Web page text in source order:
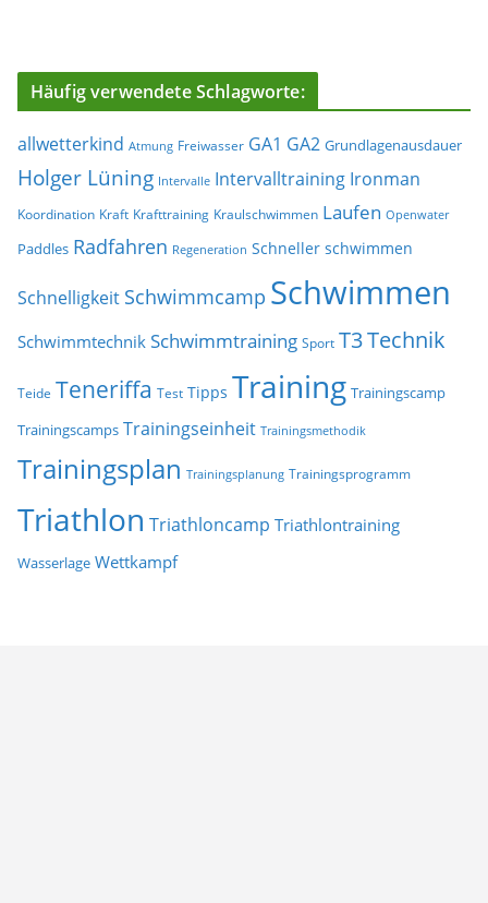
Häufig verwendete Schlagworte:
allwetterkind Atmung Freiwasser GA1 GA2 Grundlagenausdauer
Holger Lüning Intervalle Intervalltraining Ironman
Koordination Kraft Krafttraining Kraulschwimmen Laufen Openwater
Paddles Radfahren Regeneration Schneller schwimmen
Schnelligkeit Schwimmcamp Schwimmen
Schwimmtechnik Schwimmtraining Sport T3Technik
Teide Teneriffa Test Tipps Training Trainingscamp
Trainingscamps Trainingseinheit Trainingsmethodik
Trainingsplan Trainingsplanung Trainingsprogramm
Triathlon Triathloncamp Triathlontraining
Wasserlage Wettkampf